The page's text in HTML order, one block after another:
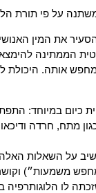
על פי תורת
את המין
הממתינה
אותה. היכולת
כיום במיוחד:
מתח, חרדה
על השאלות
משמעות״)
לו הלוגותרפיה